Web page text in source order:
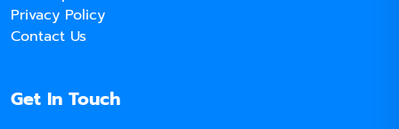
Privacy Policy
Contact Us
Get In Touch